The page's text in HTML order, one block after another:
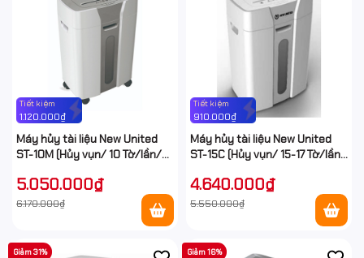
Tiết kiệm
1.120.000₫
Máy hủy tài liệu New United
ST-10M (Hủy vụn/ 10 Tờ/lần/
5.050.000₫
6.170.000₫
Tiết kiệm
910.000₫
Máy hủy tài liệu New United
ST-15C (Hủy vụn/ 15-17 Tờ/lần/
4.640.000₫
5.550.000₫
Giảm 31% Giảm 16%